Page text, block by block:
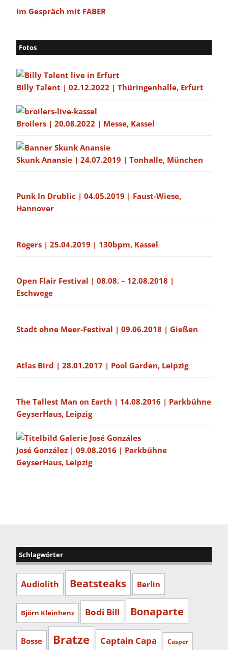
Im Gespräch mit FABER
Fotos
Billy Talent | 02.12.2022 | Thüringenhalle, Erfurt
Broilers | 20.08.2022 | Messe, Kassel
Skunk Anansie | 24.07.2019 | Tonhalle, München
Punk In Drublic | 04.05.2019 | Faust-Wiese,
Hannover
Rogers | 25.04.2019 | 130bpm, Kassel
Open Flair Festival | 08.08. – 12.08.2018 |
Eschwege
Stadt ohne Meer-Festival | 09.06.2018 | Gießen
Atlas Bird | 28.01.2017 | Pool Garden, Leipzig
The Tallest Man on Earth | 14.08.2016 | Parkbühne
GeyserHaus, Leipzig
José González | 09.08.2016 | Parkbühne
GeyserHaus, Leipzig
Schlagwörter
Audiolith Beatsteaks Berlin
Björn Kleinhenz Bodi Bill Bonaparte
Bosse Bratze Captain Capa Casper